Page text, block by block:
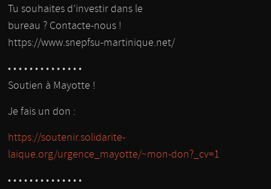
Tu souhaites d’investir dans le
bureau ? Contacte-nous !
https://www.snepfsu-martinique.net/
• • • • • • • • • • • • • •
Soutien à Mayotte !
Je fais un don :
https://soutenir.solidarite-
laique.org/urgence_mayotte/~mon-don?_cv=1
• • • • • • • • • • • • • •